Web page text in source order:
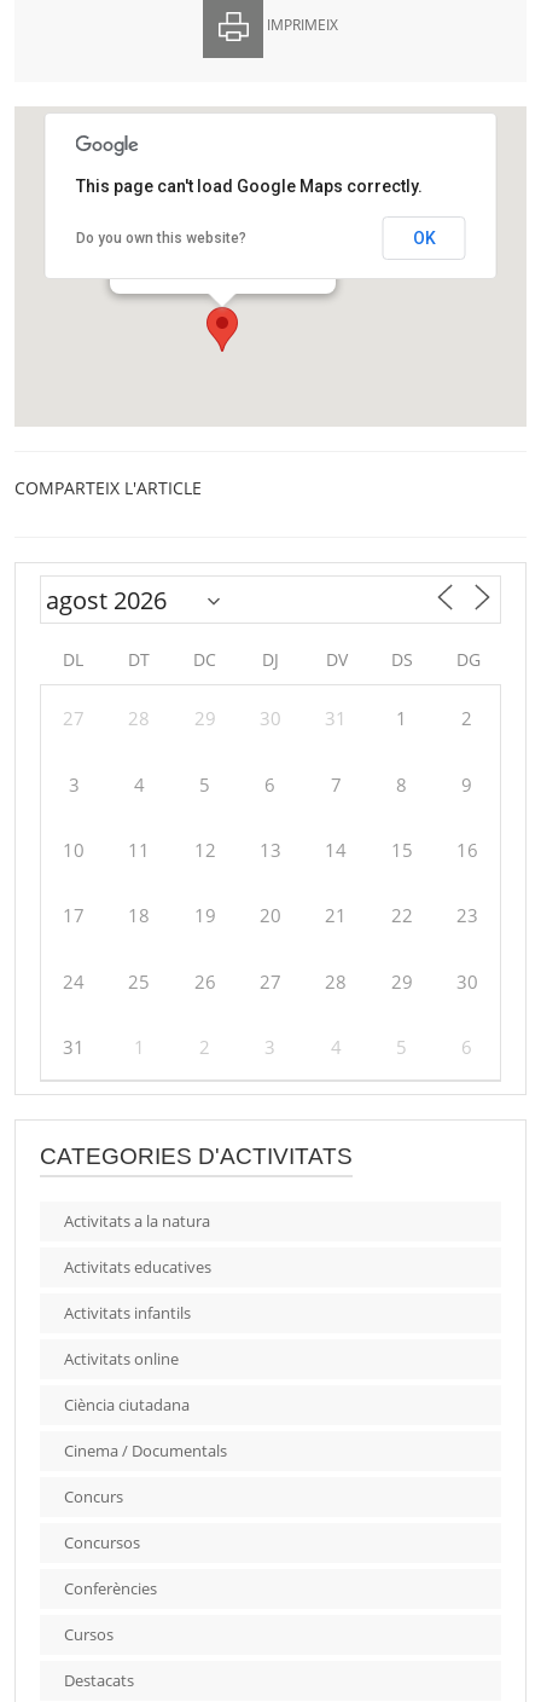
IMPRIMEIX
Fundació Catalunya La Pedrera
Passeig de Gràcia 92
This page can't load Google Maps correctly.
Do you own this website? OK
COMPARTEIX L'ARTICLE
DL DT DC DJ DV DS DG
27 28 29 30 31 1 2
3 4 5 6 7 8 9
10 11 12 13 14 15 16
17 18 19 20 21 22 23
24 25 26 27 28 29 30
31 1 2 3 4 5 6
CATEGORIES D'ACTIVITATS
Activitats a la natura
Activitats educatives
Activitats infantils
Activitats online
Ciència ciutadana
Cinema / Documentals
Concurs
Concursos
Conferències
Cursos
Destacats